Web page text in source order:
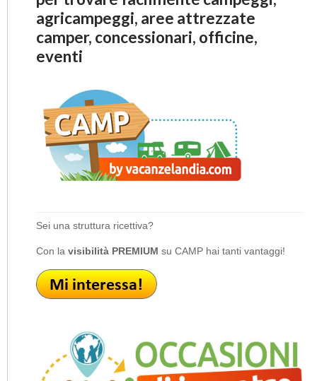
agricampeggi, aree attrezzate
camper, concessionari, officine,
eventi
Sei una struttura ricettiva?
Con la visibilità PREMIUM su CAMP hai tanti vantaggi!